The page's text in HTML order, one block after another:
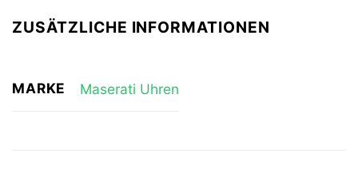
ZUSÄTZLICHE INFORMATIONEN
MARKE Maserati Uhren